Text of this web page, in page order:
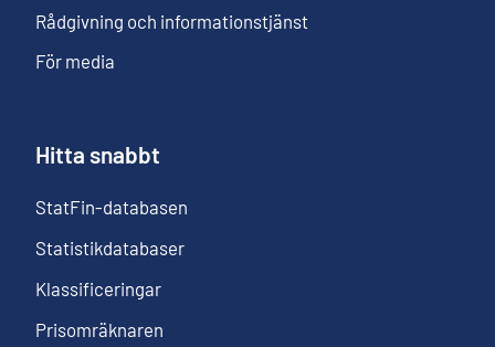
Rådgivning och informationstjänst
För media
Hitta snabbt
StatFin-databasen
Statistikdatabaser
Klassificeringar
Prisomräknaren